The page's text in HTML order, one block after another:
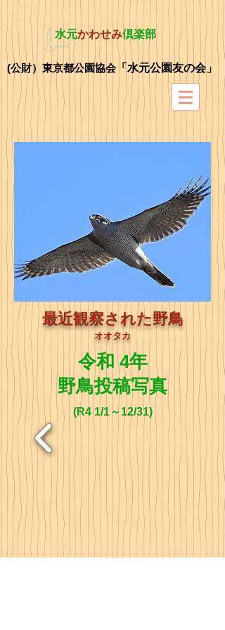
水元かわせみ倶楽部
(公財）東京都公園協会「水元公園友の会」
最近観察された野鳥
オオタカ
令和 4年
野鳥投稿写真
(R4 1/1～12/31)